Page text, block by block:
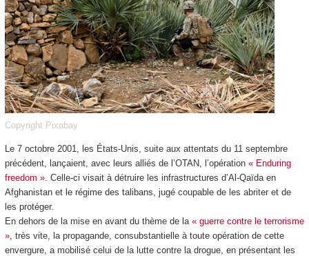
Copyright Pixabay
Le 7 octobre 2001, les États-Unis, suite aux attentats du 11 septembre
précédent, lançaient, avec leurs alliés de l’OTAN, l’opération « Enduring
freedom ». Celle-ci visait à détruire les infrastructures d’Al-Qaïda en
Afghanistan et le régime des talibans, jugé coupable de les abriter et de
les protéger.
En dehors de la mise en avant du thème de la « guerre contre le terrorisme
», très vite, la propagande, consubstantielle à toute opération de cette
envergure, a mobilisé celui de la lutte contre la drogue, en présentant les